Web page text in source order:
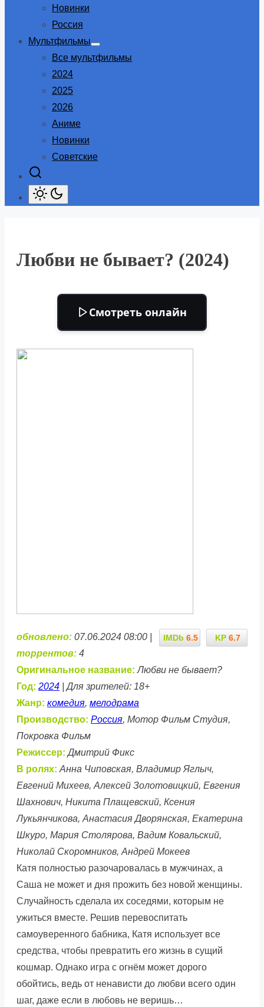
Новинки
Россия
Мультфильмы
Show
sub
Все мультфильмы
2024
2025
2026
Аниме
Новинки
Советские
Любви не бывает? (2024)
Смотреть онлайн
KP 6.7
IMDb 6.5
обновлено: 07.06.2024 08:00 |
торрентов: 4
Оригинальное название: Любви не бывает?
Год: 2024 | Для зрителей: 18+
Жанр: комедия, мелодрама
Производство: Россия, Мотор Фильм Студия,
Покровка Фильм
Режиссер: Дмитрий Фикс
В ролях: Анна Чиповская, Владимир Яглыч,
Евгений Михеев, Алексей Золотовицкий, Евгения
Шахнович, Никита Плащевский, Ксения
Лукьянчикова, Анастасия Дворянская, Екатерина
Шкуро, Мария Столярова, Вадим Ковальский,
Николай Скоромников, Андрей Мокеев
Катя полностью разочаровалась в мужчинах, а
Саша не может и дня прожить без новой женщины.
Случайность сделала их соседями, которым не
ужиться вместе. Решив перевоспитать
самоуверенного бабника, Катя использует все
средства, чтобы превратить его жизнь в сущий
кошмар. Однако игра с огнём может дорого
обойтись, ведь от ненависти до любви всего один
шаг, даже если в любовь не веришь…